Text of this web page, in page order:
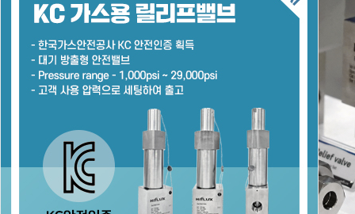
수소충전소용 수동밸브 ‘KS’ 취득
상담문의 : leesun@hiflux.com